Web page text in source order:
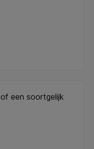
of een soortgelijk